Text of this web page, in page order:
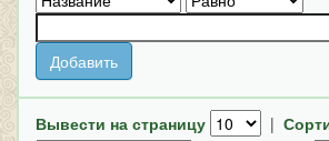
Вывести на страницу |